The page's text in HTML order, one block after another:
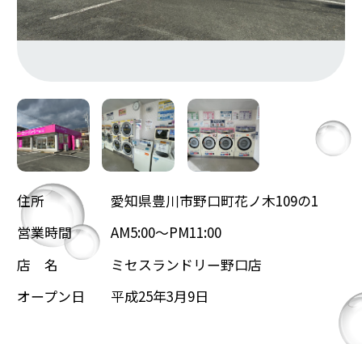
住所
愛知県豊川市野口町花ノ木109の1
営業時間
AM5:00～PM11:00
店 名
ミセスランドリー野口店
オープン日
平成25年3月9日